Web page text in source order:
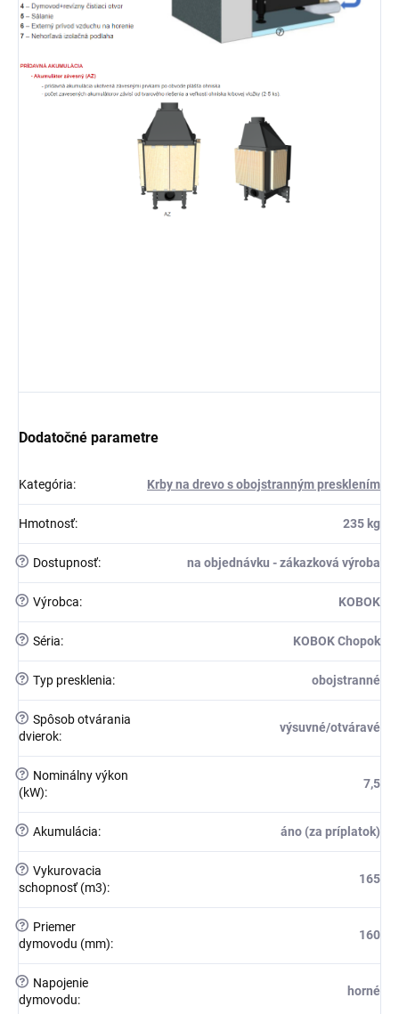
Dodatočné parametre
Kategória: Krby na drevo s obojstranným presklením
Hmotnosť: 235 kg
? Dostupnosť: na objednávku - zákazková výroba
? Výrobca: KOBOK
? Séria: KOBOK Chopok
? Typ presklenia: obojstranné
? Spôsob otvárania
dvierok:
výsuvné/otváravé
?
Nominálny výkon
(kW):
7,5
? Akumulácia: áno (za príplatok)
? Vykurovacia
schopnosť (m3):
165
?
Priemer
dymovodu (mm):
160
?
Napojenie
dymovodu:
horné